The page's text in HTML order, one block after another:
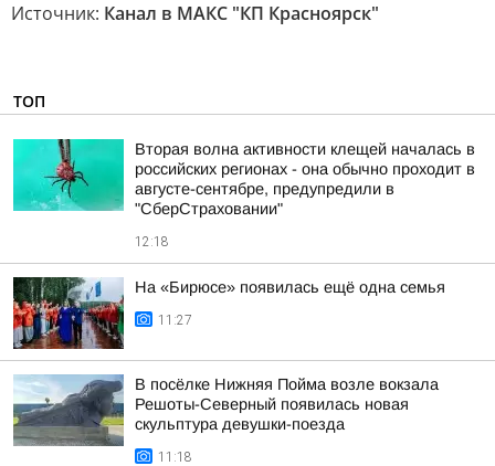
Источник: Канал в МАКС "КП Красноярск"
ТОП
Вторая волна активности клещей началась в
российских регионах - она обычно проходит в
августе-сентябре, предупредили в
"СберСтраховании"
12:18
На «Бирюсе» появилась ещё одна семья
11:27
В посёлке Нижняя Пойма возле вокзала
Решоты-Северный появилась новая
скульптура девушки-поезда
11:18